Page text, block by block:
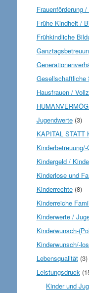
Frauenförderung
Frühe Kindheit /
Frühkindliche
Gesellschaftliche
Hausfrauen /
Jugendwerte(3)
KAPITAL STATT
Kindergeld /
Kinderlose und
Kinderrechte(8)
Kinderreiche
Kinderwerte /
Kinderwunsch-
Kinderwunsch/-
Lebensqualität(3)
Leistungsdruck
Kinder und